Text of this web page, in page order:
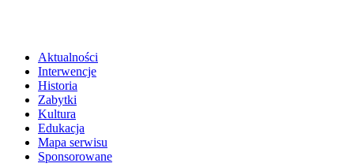
Aktualności
Interwencje
Historia
Zabytki
Kultura
Edukacja
Mapa serwisu
Sponsorowane